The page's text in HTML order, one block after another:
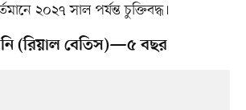
২০২৭ সাল পর্যন্ত চুক্তিবদ্ধ।
(রিয়াল বেতিস)—৫ বছর